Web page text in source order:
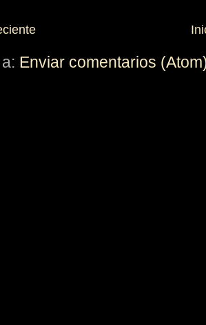
Enviar comentarios